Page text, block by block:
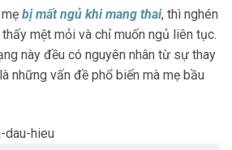
bị mất ngủ khi mang thai, thì nghén
mệt mỏi và chỉ muốn ngủ liên tục.
này đều có nguyên nhân từ sự thay
những vấn đề phổ biến mà mẹ bầu